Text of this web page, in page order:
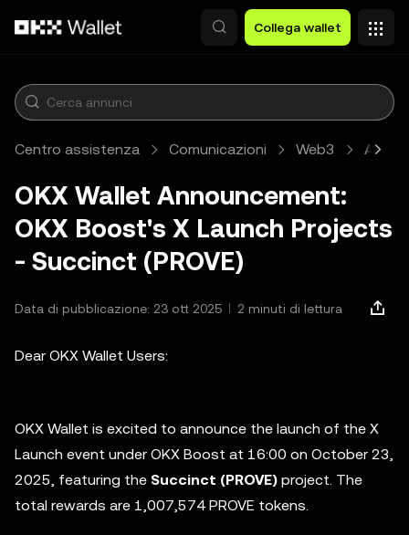
Collega wallet
Centro assistenza Comunicazioni Web3
OKX Wallet Announcement:
OKX Boost's X Launch Projects
- Succinct (PROVE)
Data di pubblicazione: 23 ott 2025 2 minuti di lettura
Dear OKX Wallet Users:
OKX Wallet is excited to announce the launch of the X
Launch event under OKX Boost at 16:00 on October 23,
2025, featuring the Succinct (PROVE) project. The
total rewards are 1,007,574 PROVE tokens.